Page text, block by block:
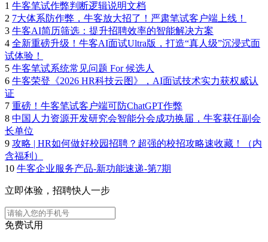
1 牛客笔试作弊判断逻辑说明文档
2 7大体系防作弊，牛客放大招了！严肃笔试客户端上线！
3 牛客AI简历筛选：提升招聘效率的智能解决方案
4 全新重磅升级！牛客AI面试Ultra版，打造“真人级”沉浸式面
试体验！
5 牛客笔试系统常见问题 For 候选人
6 牛客荣登《2026 HR科技云图》，AI面试技术实力获权威认
证
7 重磅！牛客笔试客户端可防ChatGPT作弊
8 中国人力资源开发研究会智能分会成功换届，牛客获任副会
长单位
9 攻略 | HR如何做好校园招聘？超强的校招攻略速收藏！（内
含福利）
10 牛客企业服务产品-新功能速递-第7期
立即体验，招聘快人一步
免费试用